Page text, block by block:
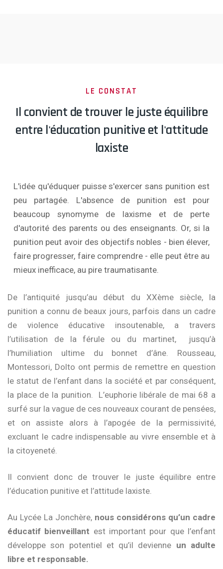
LE CONSTAT
Il convient de trouver le juste équilibre
entre l'éducation punitive et l'attitude
laxiste
L'idée qu'éduquer puisse s'exercer sans punition est
peu partagée. L'absence de punition est pour
beaucoup synomyme de laxisme et de perte
d'autorité des parents ou des enseignants. Or, si la
punition peut avoir des objectifs nobles - bien élever,
faire progresser, faire comprendre - elle peut être au
mieux inefficace, au pire traumatisante.
De l’antiquité jusqu’au début du XXème siècle, la
punition a connu de beaux jours, parfois dans un cadre
de violence éducative insoutenable, a travers
l’utilisation de la férule ou du martinet, jusqu’à
l’humiliation ultime du bonnet d’âne. Rousseau,
Montessori, Dolto ont permis de remettre en question
le statut de l’enfant dans la société et par conséquent,
la place de la punition. L’euphorie libérale de mai 68 a
surfé sur la vague de ces nouveaux courant de pensées,
et on assiste alors à l’apogée de la permissivité,
excluant le cadre indispensable au vivre ensemble et à
la citoyeneté.
Il convient donc de trouver le juste équilibre entre
l’éducation punitive et l’attitude laxiste.
Au Lycée La Jonchère, nous considérons qu’un cadre
éducatif bienveillant est important pour que l’enfant
développe son potentiel et qu’il devienne un adulte
libre et responsable.